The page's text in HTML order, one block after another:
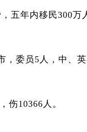
年内移民300万
委员5人，中、英
10366人。